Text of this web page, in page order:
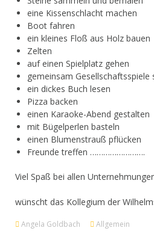
eine Kissenschlacht machen
Boot fahren
ein kleines Floß aus Holz bauen
Zelten
auf einen Spielplatz gehen
gemeinsam Gesellschaftsspiele
ein dickes Buch lesen
Pizza backen
einen Karaoke-Abend gestalten
mit Bügelperlen basteln
einen Blumenstrauß pflücken
Freunde treffen …………………….
Viel Spaß bei allen
wünscht das Kollegium der
Angela Goldbach Allgemein